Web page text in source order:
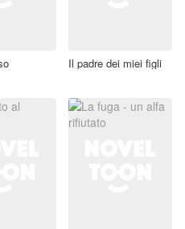
Il padre dei miei figli